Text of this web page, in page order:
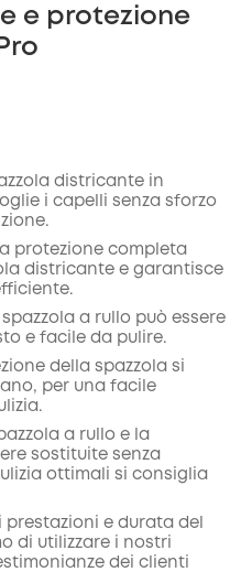
e protezione
COPIA
districante in
i capelli senza sforzo
protezione completa
districante e garantisce
a rullo può essere
e facile da pulire.
della spazzola si
per una facile
a rullo e la
sostituite senza
ottimali si consiglia
e durata del
di utilizzare i nostri
dei clienti